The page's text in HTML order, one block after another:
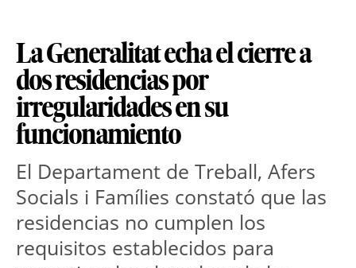
La Generalitat echa el cierre a
dos residencias por
irregularidades en su
funcionamiento
El Departament de Treball, Afers
Socials i Famílies constató que las
residencias no cumplen los
requisitos establecidos para